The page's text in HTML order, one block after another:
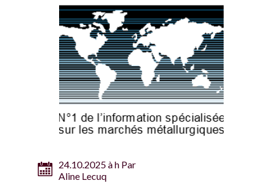
24.10.2025 à h Par
Aline Lecuq